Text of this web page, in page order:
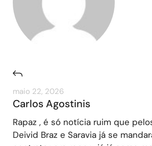
maio 22, 2026
Carlos Agostinis
Rapaz , é só notícia ruim que
Deivid Braz e Saravia já se